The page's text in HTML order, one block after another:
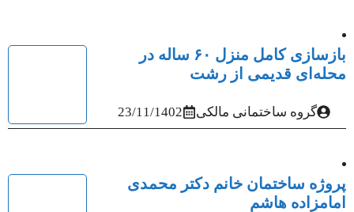
بازسازی کامل منزل ۶۰ ساله در
محله‌ای قدیمی از رشت
23/11/1402 گروه ساختمانی مالکی
پروژه ساختمان خانم دکتر محمدی
امامزاده هاشم